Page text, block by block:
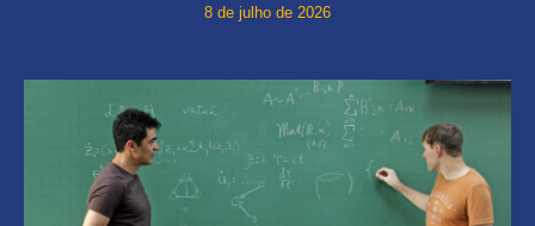
8 de julho de 2026